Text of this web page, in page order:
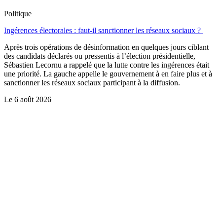
Politique
Ingérences électorales : faut-il sanctionner les réseaux sociaux ?
Après trois opérations de désinformation en quelques jours ciblant
des candidats déclarés ou pressentis à l’élection présidentielle,
Sébastien Lecornu a rappelé que la lutte contre les ingérences était
une priorité. La gauche appelle le gouvernement à en faire plus et à
sanctionner les réseaux sociaux participant à la diffusion.
Le 6 août 2026